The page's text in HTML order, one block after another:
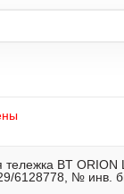
тележка BT
6128778, № инв.